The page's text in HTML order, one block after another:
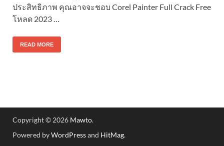
ประสิทธิภาพ คุณอาจจะชอบ Corel Painter Full Crack Free
โหลด 2023 …
READ MORE
Copyright © 2026 Mawto.
Powered byWordPressand HitMag.